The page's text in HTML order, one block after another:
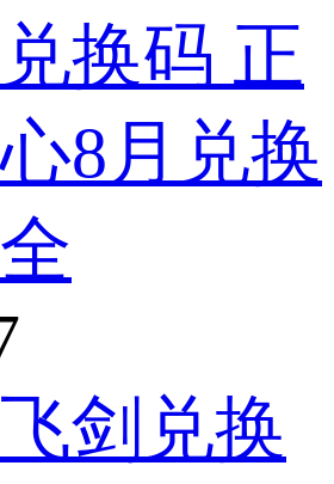
换码 正
8月兑换
剑兑换